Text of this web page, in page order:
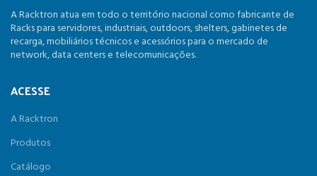
A Racktron atua em todo o território nacional como fabricante de
Racks para servidores, industriais, outdoors, shelters, gabinetes de
recarga, mobiliários técnicos e acessórios para o mercado de
network, data centers e telecomunicações.
ACESSE
A Racktron
Produtos
Catálogo